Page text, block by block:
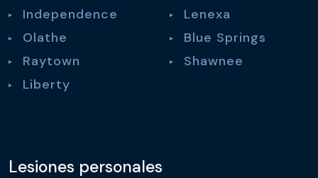
Independence
Olathe
Raytown
Liberty
Lenexa
Blue Springs
Shawnee
Lesiones personales